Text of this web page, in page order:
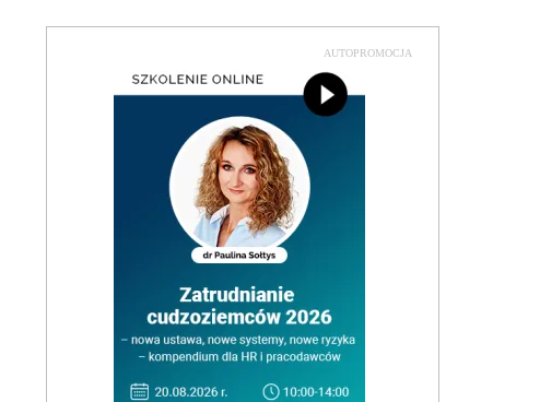
AUTOPROMOCJA